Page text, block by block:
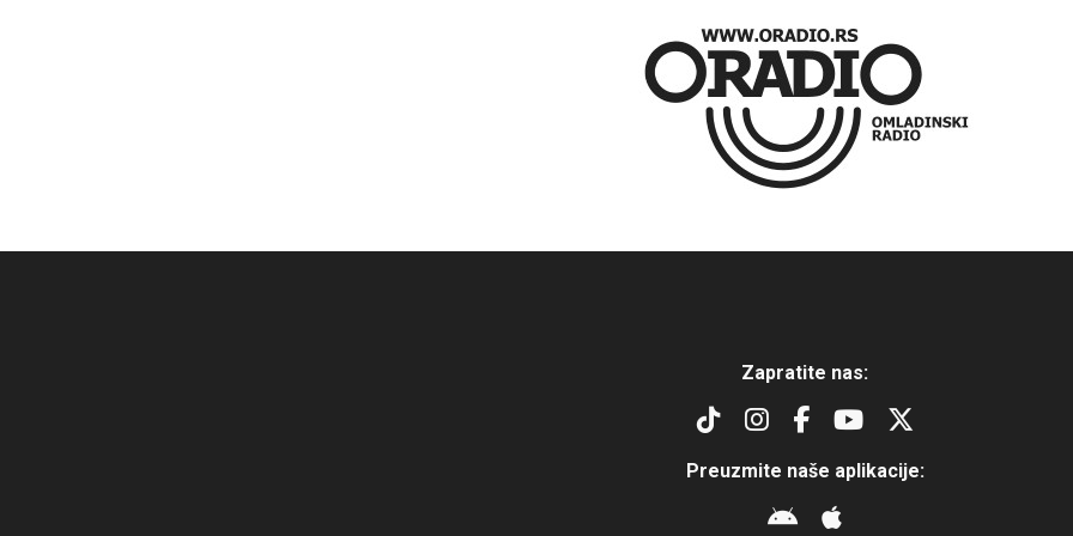
Zapratite nas:
Preuzmite naše aplikacije: